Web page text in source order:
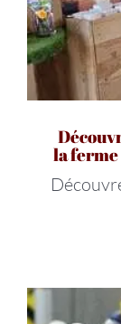
la ferme